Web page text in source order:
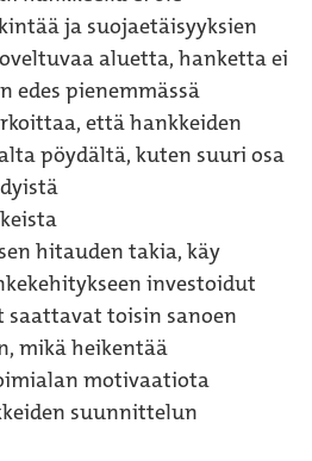
ja suojaetäisyyksien
aluetta, hanketta ei
edes pienemmässä
että hankkeiden
pöydältä, kuten suuri osa
hitauden takia, käy
investoidut
toisin sanoen
mikä heikentää
motivaatiota
suunnittelun